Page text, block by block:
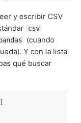
y escribir CSV
csv
(cuando
Y con la lista
qué buscar
]